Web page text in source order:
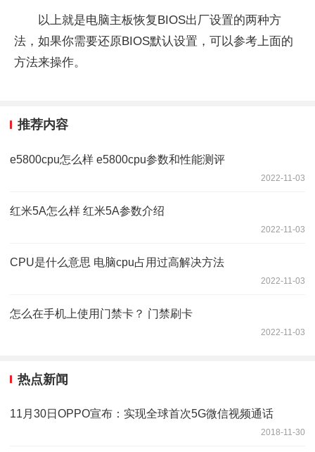
以上就是电脑主板恢复BIOS出厂设置的两种方
法，如果你需要还原BIOS默认设置，可以参考上面的
方法来操作。
推荐内容
e5800cpu怎么样 e5800cpu参数和性能测评
2022-11-03
红米5A怎么样 红米5A参数介绍
2022-11-03
CPU是什么意思 电脑cpu占用过高解决方法
2022-11-03
怎么在手机上使用门禁卡？ 门禁刷卡
2022-11-03
热点新闻
11月30日OPPO宣布：实现全球首次5G微信视频通话
2018-11-30